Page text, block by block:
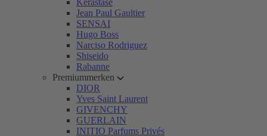
Kérastase
Jean Paul Gaultier
SENSAI
Hugo Boss
Narciso Rodriguez
Shiseido
Rabanne
Premiummerken
DIOR
Yves Saint Laurent
GIVENCHY
GUERLAIN
INITIO Parfums Privés